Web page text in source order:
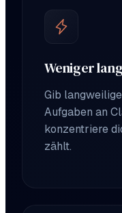
Weniger
Gib
Aufgaben an
konzentriere
zählt.